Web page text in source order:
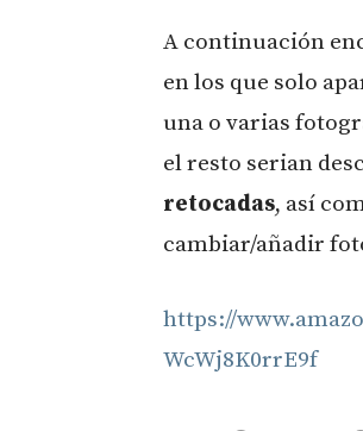
A continuación
en los que solo
una o varias
el resto serian
retocadas, así
cambiar/añadir
https://
WcWj8K0rrE9f